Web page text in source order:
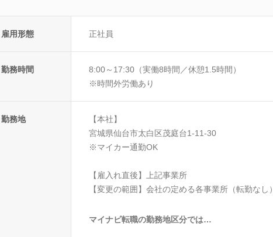
雇用形態 正社員
勤務時間
8:00～17:30（実働8時間／休憩1.5時間）
※時間外労働あり
勤務地
【本社】
宮城県仙台市太白区茂庭台1-11-30
※マイカー通勤OK
【雇入れ直後】上記事業所
【変更の範囲】会社の定める各事業所（転勤なし）
マイナビ転職の勤務地区分では…